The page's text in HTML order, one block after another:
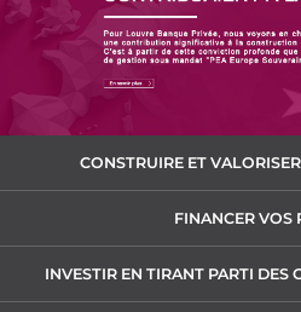
CONSTRUIRE ET
FINANCER VOS
INVESTIR EN TIRANT PARTI DES